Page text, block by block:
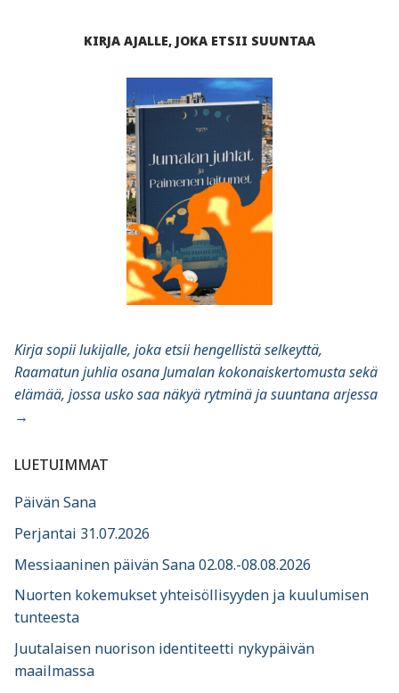
KIRJA AJALLE, JOKA ETSII SUUNTAA
Kirja sopii lukijalle, joka etsii hengellistä selkeyttä,
Raamatun juhlia osana Jumalan kokonaiskertomusta sekä
elämää, jossa usko saa näkyä rytminä ja suuntana arjessa
→
LUETUIMMAT
Päivän Sana
Perjantai 31.07.2026
Messiaaninen päivän Sana 02.08.-08.08.2026
Nuorten kokemukset yhteisöllisyyden ja kuulumisen
tunteesta
Juutalaisen nuorison identiteetti nykypäivän
maailmassa